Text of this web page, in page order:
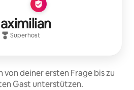
Superhost
von deiner ersten Frage bis zu
Gast unterstützen.